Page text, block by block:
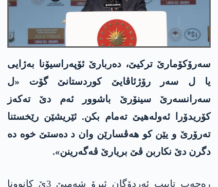
سەرۆکۆمارێ ترکیێ، دەربارێ ئۆپەراسیۆنا بەژایی
یا ل سەر رۆژئاڤایێ کوردستانێ گۆت «ل
سەرانسەرێ سینۆرێ باشوور ئەم دێ تەکەز
کۆریدۆرا ئەولەهیێ تەمام بکن. ئێریشێن رێخستنا
تەرۆرێ و یێن کو هەڤسارێن وان د دەستێ خوە دە
دگرن دێ نکاربن ڤێ بریارێ ڤەگەرینن».
رەجەپ تاییپ ئەردۆگان ئیرۆ شەمیێ 3ێ کانوونا